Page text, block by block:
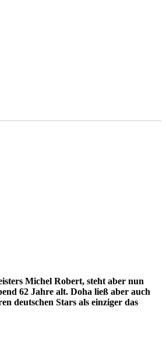
Michel Robert, steht aber nun
62 Jahre alt. Doha ließ aber auch
deutschen Stars als einziger das